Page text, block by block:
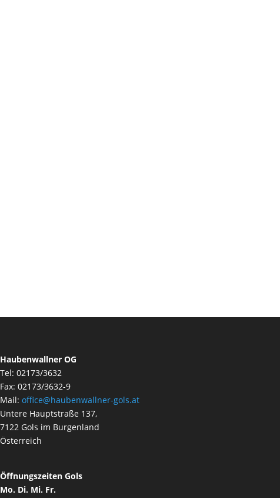
Haubenwallner OG
Tel: 02173/3632
Fax: 02173/3632-9
Mail: office@haubenwallner-gols.at
Untere Hauptstraße 137,
7122 Gols im Burgenland
Österreich
Öffnungszeiten Gols
Mo. Di. Mi. Fr.